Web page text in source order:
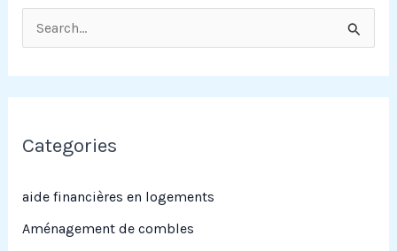
e
c
c
Categories
aide financières en logements
Aménagement de combles